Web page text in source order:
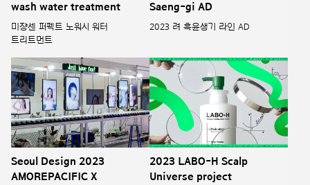
wash water treatment
미쟝센 퍼펙트 노워시 워터
트리트먼트
Saeng-gi AD
2023 려 흑윤생기 라인 AD
Seoul Design 2023
AMOREPACIFIC X
2023 LABO-H Scalp
Universe project